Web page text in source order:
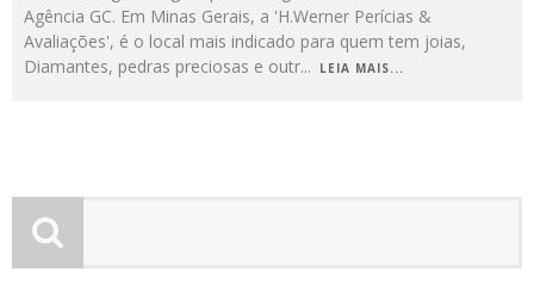
Agência GC. Em Minas Gerais, a 'H.Werner Perícias &
Avaliações', é o local mais indicado para quem tem joias,
Diamantes, pedras preciosas e outr... LEIA MAIS...